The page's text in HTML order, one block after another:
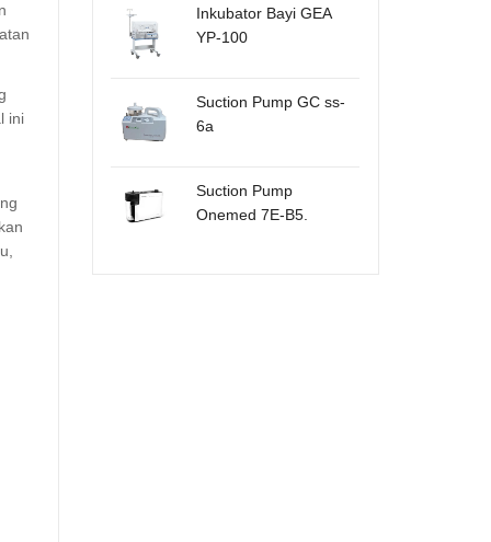
ini
Inkubator Bayi GEA
YP-100
Suction Pump GC ss-
6a
Suction Pump
Onemed 7E-B5.